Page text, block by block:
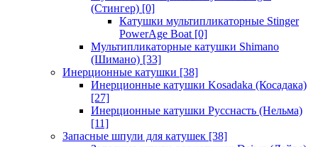
(Стингер) [0]
Катушки мультипликаторные Stinger
PowerAge Boat [0]
Мультипликаторные катушки Shimano
(Шимано) [33]
Инерционные катушки [38]
Инерционные катушки Kosadaka (Косадака)
[27]
Инерционные катушки Русснасть (Нельма)
[11]
Запасные шпули для катушек [38]